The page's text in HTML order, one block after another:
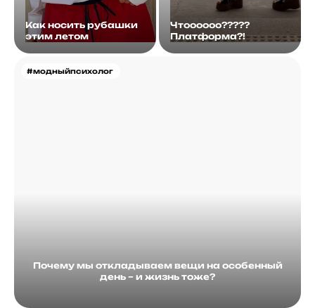
Как носить рубашки
этим летом
Чтоооооо?????
Платформа?!
#модныйпсихолог
Почему мы откладываем вещи на особенный
день – и жизнь тоже?